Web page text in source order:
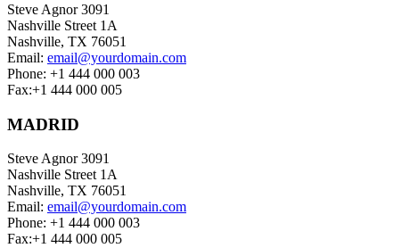
Steve Agnor 3091
Nashville Street 1A
Nashville, TX 76051
Email: email@yourdomain.com
Phone: +1 444 000 003
Fax:+1 444 000 005
MADRID
Steve Agnor 3091
Nashville Street 1A
Nashville, TX 76051
Email: email@yourdomain.com
Phone: +1 444 000 003
Fax:+1 444 000 005